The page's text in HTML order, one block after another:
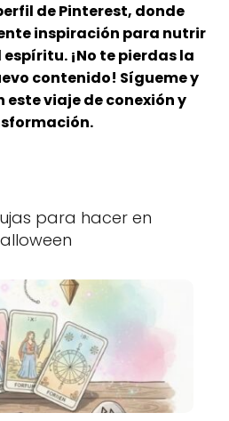
de Pinterest, donde
inspiración para nutrir
¡No te pierdas la
contenido! Sígueme y
viaje de conexión y
para hacer en